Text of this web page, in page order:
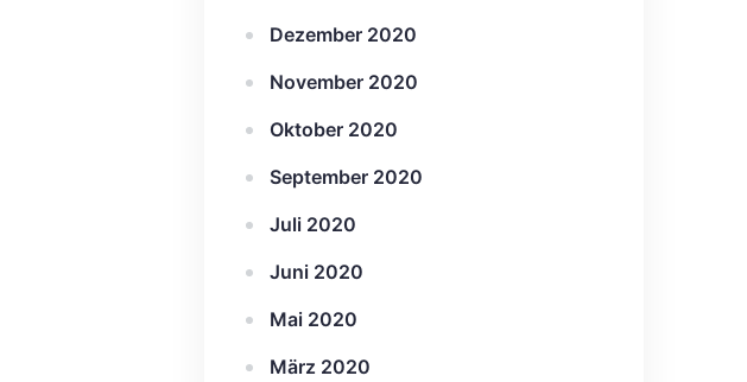
Dezember 2020
November 2020
Oktober 2020
September 2020
Juli 2020
Juni 2020
Mai 2020
März 2020